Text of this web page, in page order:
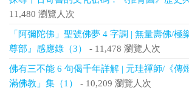
11,480 瀏覽人次
「阿彌陀佛」聖號佛夢 4 字調 | 無量壽佛/極
尊部』感應錄（3）
- 11,478 瀏覽人次
佛有三不能 6 句偈千年詳解 | 元珪禪師/《傳
滿佛教」集（1）
- 10,209 瀏覽人次